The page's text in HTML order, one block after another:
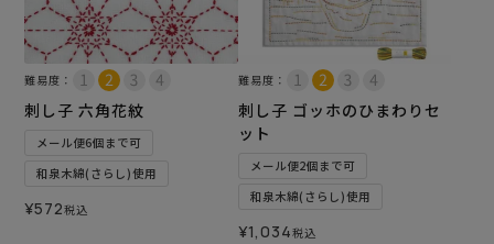
難易度：
刺し子 六角花紋
メール便6個まで可
和泉木綿(さらし)使用
¥572税込
難易度：
刺し子 ゴッホのひまわりセ
ット
メール便2個まで可
和泉木綿(さらし)使用
¥1,034税込